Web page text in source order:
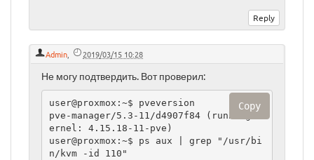
Admin 2019/03/15 10:28
Не могу подтвердить. Вот проверил:
user@proxmox:~$ pveversion
pve-manager/5.3-11/d4907f84 (running k
ernel: 4.15.18-11-pve)
user@proxmox:~$ ps aux | grep "/usr/bi
n/kvm -id 110"
Copy